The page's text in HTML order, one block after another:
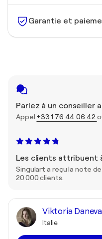
Garantie et
Parlez à un conseiller
Appel +33 1 76 44 06 42
Les clients attribuent
Singulart a reçu la note
20 000 clients.
Viktoria Daneva
Italie